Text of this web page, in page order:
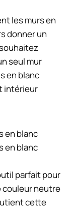
les murs en
donner un
seul mur
en blanc
intérieur
parfait pour
couleur neutre
cette